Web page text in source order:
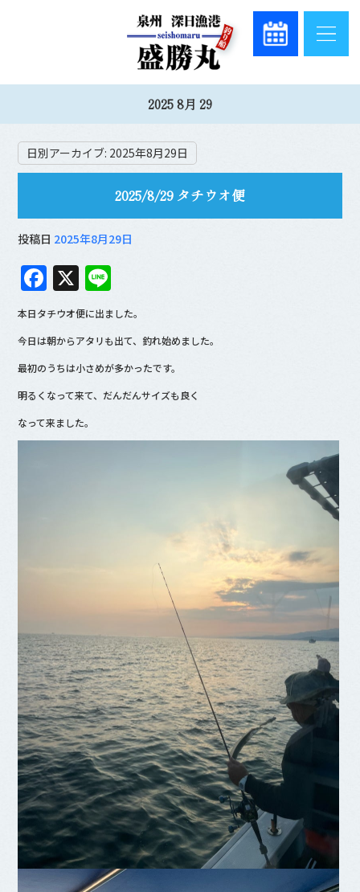
2025 8月 29
日別アーカイブ: 2025年8月29日
2025/8/29 タチウオ便
投稿日 2025年8月29日
F
a
c
e
b
o
o
X
n
e
本日タチウオ便に出ました。
今日は朝からアタリも出て、釣れ始めました。
最初のうちは小さめが多かったです。
明るくなって来て、だんだんサイズも良く
なって来ました。